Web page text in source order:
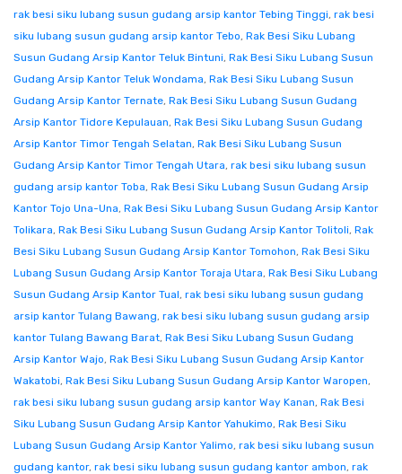
rak besi siku lubang susun gudang arsip kantor Tebing Tinggi, rak besi
siku lubang susun gudang arsip kantor Tebo, Rak Besi Siku Lubang
Susun Gudang Arsip Kantor Teluk Bintuni, Rak Besi Siku Lubang Susun
Gudang Arsip Kantor Teluk Wondama, Rak Besi Siku Lubang Susun
Gudang Arsip Kantor Ternate, Rak Besi Siku Lubang Susun Gudang
Arsip Kantor Tidore Kepulauan, Rak Besi Siku Lubang Susun Gudang
Arsip Kantor Timor Tengah Selatan, Rak Besi Siku Lubang Susun
Gudang Arsip Kantor Timor Tengah Utara, rak besi siku lubang susun
gudang arsip kantor Toba, Rak Besi Siku Lubang Susun Gudang Arsip
Kantor Tojo Una-Una, Rak Besi Siku Lubang Susun Gudang Arsip Kantor
Tolikara, Rak Besi Siku Lubang Susun Gudang Arsip Kantor Tolitoli, Rak
Besi Siku Lubang Susun Gudang Arsip Kantor Tomohon, Rak Besi Siku
Lubang Susun Gudang Arsip Kantor Toraja Utara, Rak Besi Siku Lubang
Susun Gudang Arsip Kantor Tual, rak besi siku lubang susun gudang
arsip kantor Tulang Bawang, rak besi siku lubang susun gudang arsip
kantor Tulang Bawang Barat, Rak Besi Siku Lubang Susun Gudang
Arsip Kantor Wajo, Rak Besi Siku Lubang Susun Gudang Arsip Kantor
Wakatobi, Rak Besi Siku Lubang Susun Gudang Arsip Kantor Waropen,
rak besi siku lubang susun gudang arsip kantor Way Kanan, Rak Besi
Siku Lubang Susun Gudang Arsip Kantor Yahukimo, Rak Besi Siku
Lubang Susun Gudang Arsip Kantor Yalimo, rak besi siku lubang susun
gudang kantor, rak besi siku lubang susun gudang kantor ambon, rak